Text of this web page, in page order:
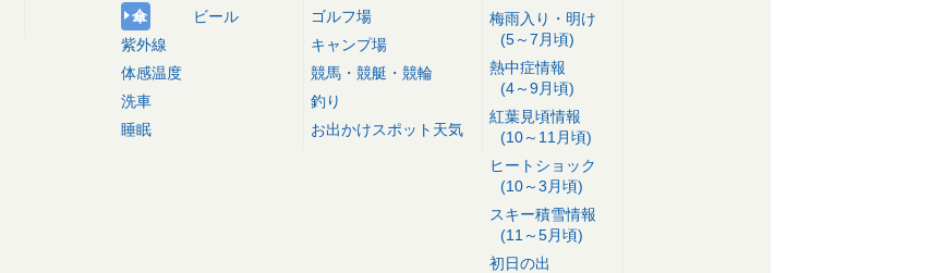
傘
紫外線
体感温度
洗車
睡眠
ビール
ゴルフ場
キャンプ場
競馬・競艇・競輪
釣り
お出かけスポット天気
梅雨入り・明け
(5～7月頃)
熱中症情報
(4～9月頃)
紅葉見頃情報
(10～11月頃)
ヒートショック
(10～3月頃)
スキー積雪情報
(11～5月頃)
初日の出